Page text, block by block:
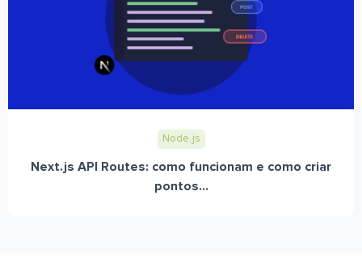
Node.js
Next.js API Routes: como funcionam e como criar
pontos...